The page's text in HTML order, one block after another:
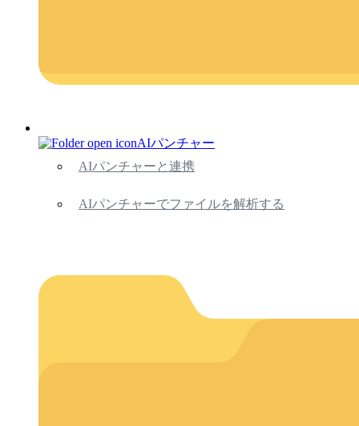
AIパンチャー
AIパンチャーと連携
AIパンチャーでファイルを解析する